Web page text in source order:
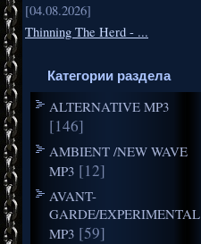
[04.08.2026]
Thinning The Herd - ...
Категории раздела
ALTERNATIVE MP3
[146]
AMBIENT /NEW WAVE
MP3 [12]
AVANT-
GARDE/EXPERIMENTAL
MP3 [59]